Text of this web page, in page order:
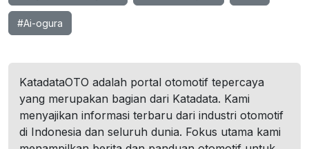
#Ai-ogura
KatadataOTO adalah portal otomotif tepercaya
yang merupakan bagian dari Katadata. Kami
menyajikan informasi terbaru dari industri otomotif
di Indonesia dan seluruh dunia. Fokus utama kami